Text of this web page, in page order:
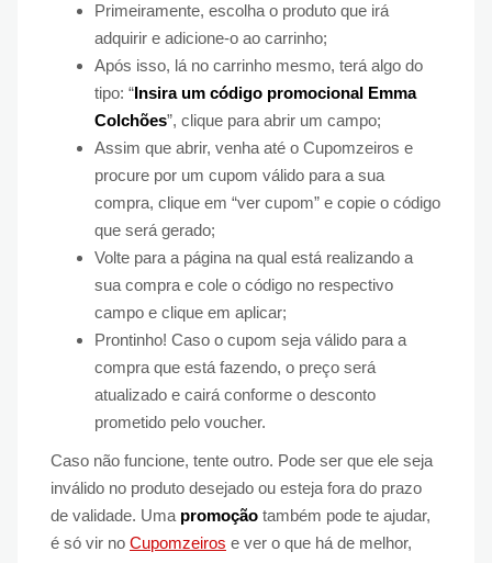
Primeiramente, escolha o produto que irá
adquirir e adicione-o ao carrinho;
Após isso, lá no carrinho mesmo, terá algo do
tipo: “ Insira um código promocional Emma
Colchões”, clique para abrir um campo;
Assim que abrir, venha até o Cupomzeiros e
procure por um cupom válido para a sua
compra, clique em “ver cupom” e copie o código
que será gerado;
Volte para a página na qual está realizando a
sua compra e cole o código no respectivo
campo e clique em aplicar;
Prontinho! Caso o cupom seja válido para a
compra que está fazendo, o preço será
atualizado e cairá conforme o desconto
prometido pelo voucher.
Caso não funcione, tente outro. Pode ser que ele seja
inválido no produto desejado ou esteja fora do prazo
de validade. Uma promoção também pode te ajudar,
é só vir no Cupomzeiros e ver o que há de melhor,